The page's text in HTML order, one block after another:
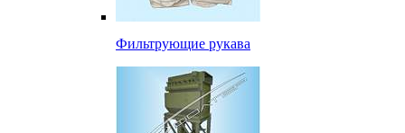
Фильтрующие рукава